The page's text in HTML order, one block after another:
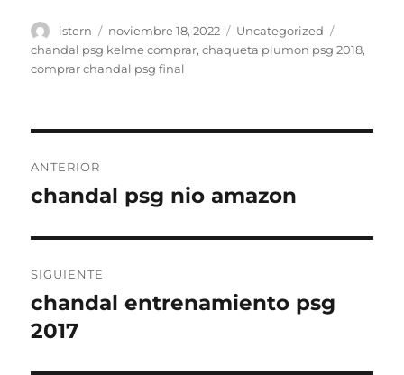
Autor
istern
Publicado
el
noviembre 18, 2022 Categorías
Uncategorized
chandal psg kelme comprar,chaqueta plumon psg 2018,
comprar chandal psg final
de
ANTERIOR
Entrada
chandal psg nio amazon
SIGUIENTE
Entrada
siguiente:
chandal entrenamiento psg
2017